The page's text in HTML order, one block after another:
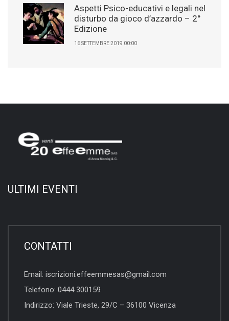
Aspetti Psico-educativi e legali nel
disturbo da gioco d’azzardo – 2°
Edizione
16 SETTEMBRE 2019 00:00
ULTIMI EVENTI
CONTATTI
Email: iscrizioni.effeemmesas@gmail.com
Telefono: 0444 300159
Indirizzo: Viale Trieste, 29/C – 36100 Vicenza